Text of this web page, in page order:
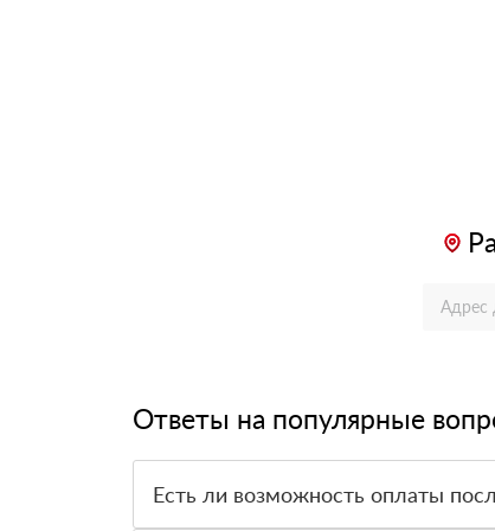
Ответы на популярные
Есть ли возможность оплаты